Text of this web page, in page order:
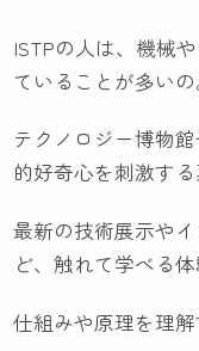
ISTPの人は、機械
ていることが多いの
テクノロジー博物
的好奇心を刺激す
最新の技術展示や
ど、触れて学べる
仕組みや原理を理